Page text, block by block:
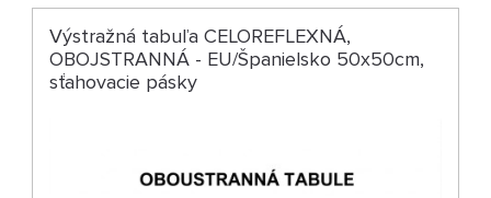
Výstražná tabuľa CELOREFLEXNÁ,
OBOJSTRANNÁ - EU/Španielsko 50x50cm,
sťahovacie pásky